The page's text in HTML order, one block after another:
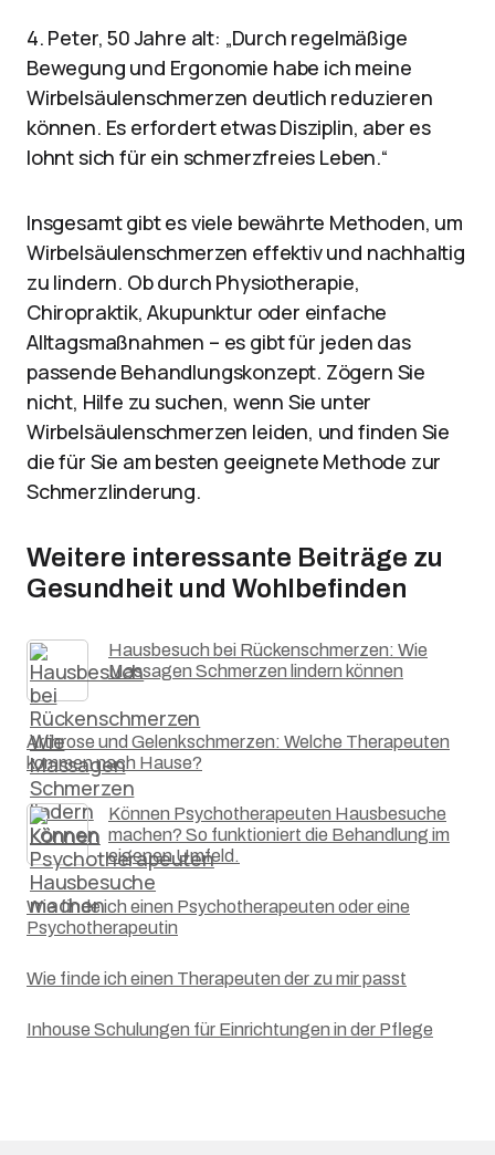
4. Peter, 50 Jahre alt: „Durch regelmäßige
Bewegung und Ergonomie habe ich meine
Wirbelsäulenschmerzen deutlich reduzieren
können. Es erfordert etwas Disziplin, aber es
lohnt sich für ein schmerzfreies Leben.“
Insgesamt gibt es viele bewährte Methoden, um
Wirbelsäulenschmerzen effektiv und nachhaltig
zu lindern. Ob durch Physiotherapie,
Chiropraktik, Akupunktur oder einfache
Alltagsmaßnahmen – es gibt für jeden das
passende Behandlungskonzept. Zögern Sie
nicht, Hilfe zu suchen, wenn Sie unter
Wirbelsäulenschmerzen leiden, und finden Sie
die für Sie am besten geeignete Methode zur
Schmerzlinderung.
Weitere interessante Beiträge zu
Gesundheit und Wohlbefinden
Hausbesuch bei Rückenschmerzen: Wie
Massagen Schmerzen lindern können
Arthrose und Gelenkschmerzen: Welche Therapeuten
kommen nach Hause?
Können Psychotherapeuten Hausbesuche
machen? So funktioniert die Behandlung im
eigenen Umfeld.
Wie finde ich einen Psychotherapeuten oder eine
Psychotherapeutin
Wie finde ich einen Therapeuten der zu mir passt
Inhouse Schulungen für Einrichtungen in der Pflege